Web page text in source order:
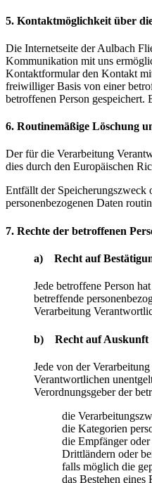
5. Kontaktmöglichkeit über
Die Internetseite der Aulbach
Kommunikation mit uns
Kontaktformular den Kontakt
freiwilliger Basis von einer
betroffenen Person gespeichert.
6. Routinemäßige Löschung
Der für die Verarbeitung
dies durch den Europäischen
Entfällt der Speicherungszweck
personenbezogenen Daten
7. Rechte der betroffenen
a) Recht auf
Jede betroffene Person
betreffende
Verarbeitung
b) Recht auf Auskunft
Jede von der
Verantwortlichen
Verordnungsgeber der
die
die Kategorien
die Empfänger
Drittländern oder
falls möglich die
das Bestehen